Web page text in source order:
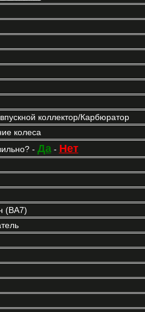
коллектор/Карбюратор
колеса
- Да- Нет
(BA7)